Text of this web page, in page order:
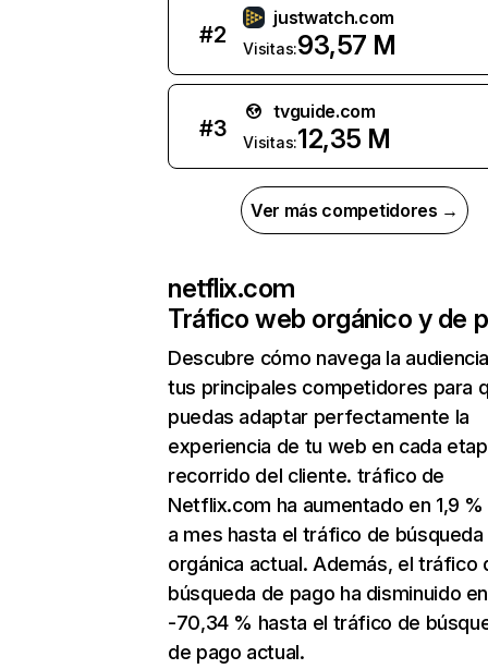
#2
justwatch.com
Visitas:93,57 M
#3
tvguide.com
Visitas:12,35 M
Ver más competidores →
netflix.com
Tráfico web orgánico y de
Descubre cómo navega la
tus principales competidores para
puedas adaptar perfectamente la
experiencia de tu web en cada
recorrido del cliente. tráfico de
Netflix.com ha aumentado en 1,9
a mes hasta el tráfico de búsqueda
orgánica actual. Además, el tráfico
búsqueda de pago ha disminuido en
-70,34 % hasta el tráfico de
de pago actual.